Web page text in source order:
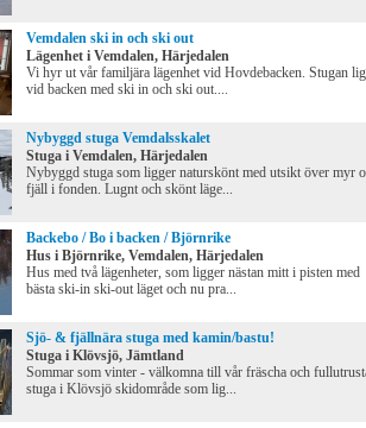
Vemdalen ski in och ski out
Lägenhet i Vemdalen, Härjedalen
Vi hyr ut vår familjära lägenhet vid Hovdebacken. Stugan
vid backen med ski in och ski out....
Nybyggd stuga Vemdalsskalet
Stuga i Vemdalen, Härjedalen
Nybyggd stuga som ligger naturskönt med utsikt över myr
fjäll i fonden. Lugnt och skönt läge...
Backebo / Bo i backen / Björnrike
Hus i Björnrike, Vemdalen, Härjedalen
Hus med två lägenheter, som ligger nästan mitt i pisten med
bästa ski-in ski-out läget och nu pra...
Sjö- & fjällnära stuga med kamin/bastu!
Stuga i Klövsjö, Jämtland
Sommar som vinter - välkomna till vår fräscha och
stuga i Klövsjö skidområde som lig...